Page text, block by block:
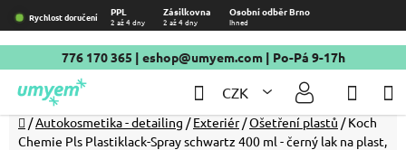
Přejít
na
obsah
Rychlost doručení PPL Zásilkovna Osobní odběr Brno
2 až 4 dny 2 až 4 dny Ihned
776 170 365 | eshop@umyem.com| Po-Pá 9-17h
CZK
Hledat
Domů
/Autokosmetika - detailing / Exteriér /Ošetření plastů / Koch
Chemie Pls Plastiklack-Spray schwartz 400 ml - černý lak na plast,